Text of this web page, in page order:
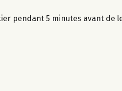
pendant 5 minutes avant de